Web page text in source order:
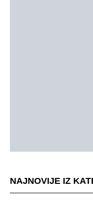
NAJNOVIJE IZ